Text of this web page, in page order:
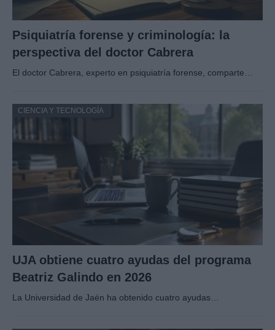
Psiquiatría forense y criminología: la
perspectiva del doctor Cabrera
El doctor Cabrera, experto en psiquiatría forense, comparte…
CIENCIA Y TECNOLOGÍA
UJA obtiene cuatro ayudas del programa
Beatriz Galindo en 2026
La Universidad de Jaén ha obtenido cuatro ayudas…